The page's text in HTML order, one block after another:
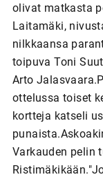
olivat matkasta
Laitamäki,
nilkkaansa
toipuva Toni
Arto
ottelussa toiset
kortteja katseli
Varkauden pelin